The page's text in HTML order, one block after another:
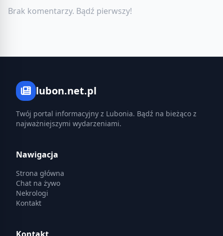
Brak komentarzy. Bądź pierwszy!
lubon.net.pl
Twój portal informacyjny z Lubonia. Bądź na bieżąco z
najważniejszymi wydarzeniami.
Nawigacja
Strona główna
Chat na żywo
Nekrologi
Kontakt
Kontakt